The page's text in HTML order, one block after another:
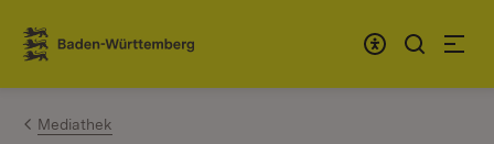
Zum Inhalt springen
Link zur Startseite
Mediathek